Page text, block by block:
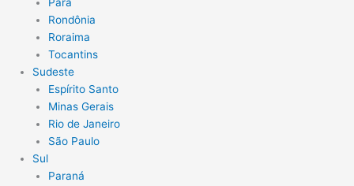
Pará
Rondônia
Roraima
Tocantins
Sudeste
Espírito Santo
Minas Gerais
Rio de Janeiro
São Paulo
Sul
Paraná